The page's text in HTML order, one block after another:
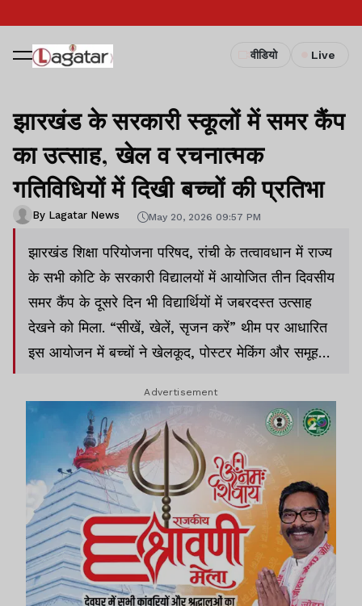
वीडियो Live
झारखंड के सरकारी स्कूलों में समर कैंप
का उत्साह, खेल व रचनात्मक
गतिविधियों में दिखी बच्चों की प्रतिभा
By Lagatar News May 20, 2026 09:57 PM
झारखंड शिक्षा परियोजना परिषद, रांची के तत्वावधान में राज्य
के सभी कोटि के सरकारी विद्यालयों में आयोजित तीन दिवसीय
समर कैंप के दूसरे दिन भी विद्यार्थियों में जबरदस्त उत्साह
देखने को मिला. “सीखें, खेलें, सृजन करें” थीम पर आधारित
इस आयोजन में बच्चों ने खेलकूद, पोस्टर मेकिंग और समूह
Advertisement